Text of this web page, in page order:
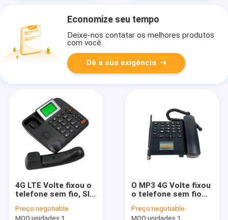
Economize seu tempo
Deixe-nos contatar os melhores produtos
com você.
Dê a sua exigência
4G LTE Volte fixou o
telefone sem fio, SIM
duplo
Preço:negotiable
MOQ:unidades 1
O MP3 4G Volte fixou
o telefone sem fio
duplo de FM do
Preço:negotiable
MOQ:unidades 1